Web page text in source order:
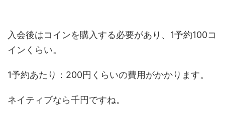
入会後はコインを購入する必要があり、1予約100コ
インくらい。
1予約あたり：200円くらいの費用がかかります。
ネイティブなら千円ですね。